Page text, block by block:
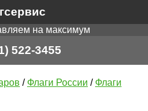
на максимум
522-3455
/ Флаги России / Флаги